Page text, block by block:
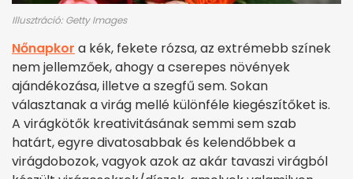
Illusztráció: Getty Images
Nőnapkor a kék, fekete rózsa, az extrémebb színek
nem jellemzőek, ahogy a cserepes növények
ajándékozása, illetve a szegfű sem. Sokan
választanak a virág mellé különféle kiegészítőket is.
A virágkötők kreativitásának semmi sem szab
határt, egyre divatosabbak és kelendőbbek a
virágdobozok, vagyok azok az akár tavaszi virágból